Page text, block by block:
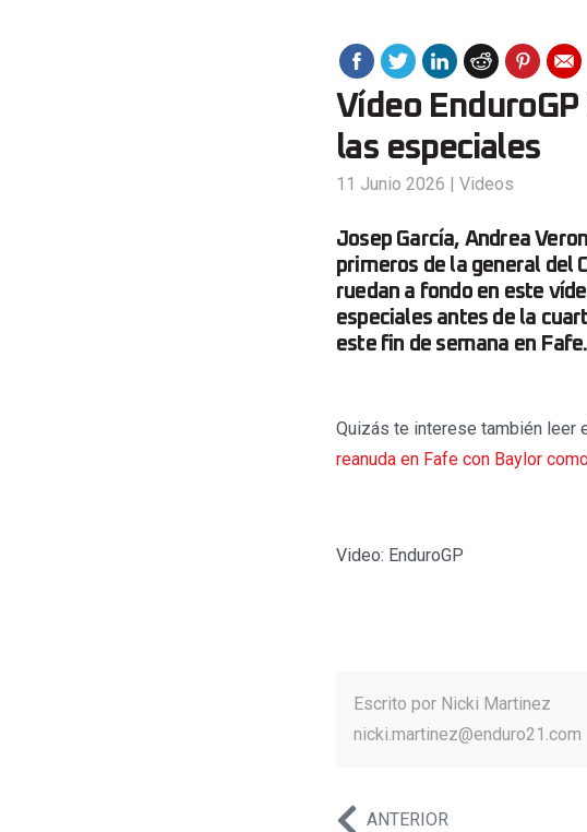
Vídeo
las especiales
11 Junio 2026 | Videos
Josep García, Andrea
primeros de la general del
ruedan a fondo en este
especiales antes de la
este fin de semana en Fafe.
Quizás te interese también leer
reanuda en Fafe con Baylor
Video: EnduroGP
Escrito por Nicki Martinez
nicki.martinez@enduro21.com
ANTERIOR